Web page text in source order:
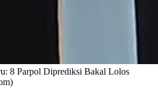
8 Parpol Diprediksi Bakal Lolos